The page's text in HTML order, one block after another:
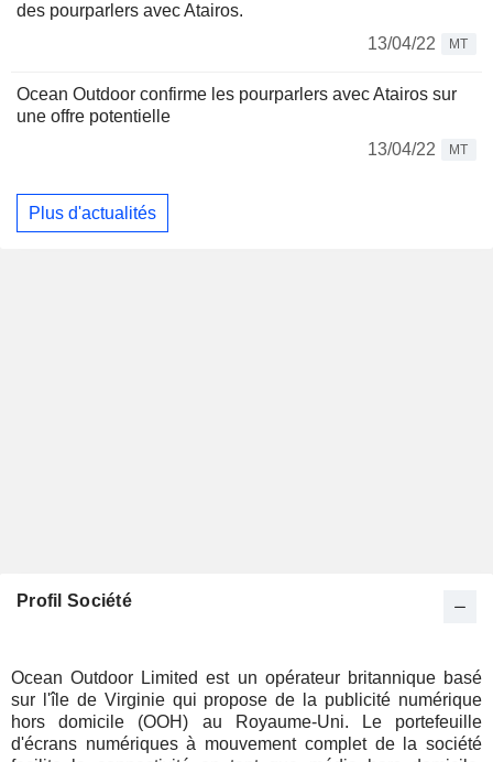
des pourparlers avec Atairos.
13/04/22
MT
Ocean Outdoor confirme les pourparlers avec Atairos sur
une offre potentielle
13/04/22
MT
Plus d'actualités
Profil Société
Ocean Outdoor Limited est un opérateur britannique basé
sur l'île de Virginie qui propose de la publicité numérique
hors domicile (OOH) au Royaume-Uni. Le portefeuille
d'écrans numériques à mouvement complet de la société